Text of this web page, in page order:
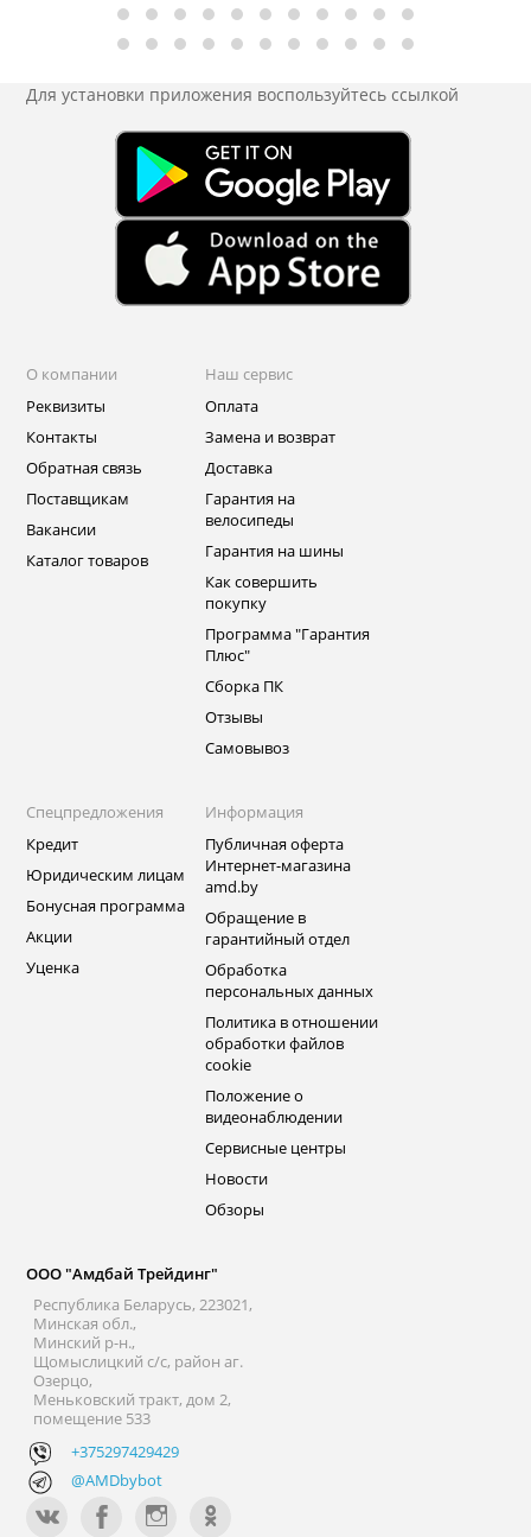
Для установки приложения воспользуйтесь ссылкой
О компании
Реквизиты
Контакты
Обратная связь
Поставщикам
Вакансии
Каталог товаров
Наш сервис
Оплата
Замена и возврат
Доставка
Гарантия на
велосипеды
Гарантия на шины
Как совершить
покупку
Программа "Гарантия
Плюс"
Сборка ПК
Отзывы
Самовывоз
Спецпредложения
Кредит
Юридическим лицам
Бонусная программа
Акции
Уценка
Информация
Публичная оферта
Интернет-магазина
amd.by
Обращение в
гарантийный отдел
Обработка
персональных данных
Политика в отношении
обработки файлов
cookie
Положение о
видеонаблюдении
Сервисные центры
Новости
Обзоры
ООО "Амдбай Трейдинг"
Республика Беларусь, 223021,
Минская обл.,
Минский р-н.,
Щомыслицкий с/с, район аг.
Озерцо,
Меньковский тракт, дом 2,
помещение 533
+375297429429
@AMDbybot